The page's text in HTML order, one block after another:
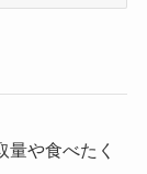
や食べたく